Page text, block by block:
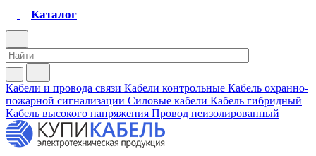
Каталог
Кабели и провода связи Кабели контрольные Кабель охранно-
пожарной сигнализации Силовые кабели Кабель гибридный
Кабель высокого напряжения Провод неизолированный